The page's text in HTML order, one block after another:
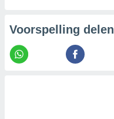
Voorspelling delen